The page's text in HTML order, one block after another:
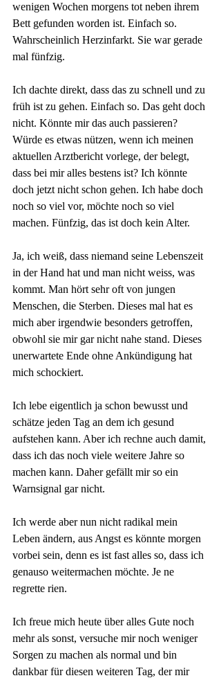
wenigen Wochen morgens tot neben ihrem
Bett gefunden worden ist. Einfach so.
Wahrscheinlich Herzinfarkt. Sie war gerade
mal fünfzig.
Ich dachte direkt, dass das zu schnell und zu
früh ist zu gehen. Einfach so. Das geht doch
nicht. Könnte mir das auch passieren?
Würde es etwas nützen, wenn ich meinen
aktuellen Arztbericht vorlege, der belegt,
dass bei mir alles bestens ist? Ich könnte
doch jetzt nicht schon gehen. Ich habe doch
noch so viel vor, möchte noch so viel
machen. Fünfzig, das ist doch kein Alter.
Ja, ich weiß, dass niemand seine Lebenszeit
in der Hand hat und man nicht weiss, was
kommt. Man hört sehr oft von jungen
Menschen, die Sterben. Dieses mal hat es
mich aber irgendwie besonders getroffen,
obwohl sie mir gar nicht nahe stand. Dieses
unerwartete Ende ohne Ankündigung hat
mich schockiert.
Ich lebe eigentlich ja schon bewusst und
schätze jeden Tag an dem ich gesund
aufstehen kann. Aber ich rechne auch damit,
dass ich das noch viele weitere Jahre so
machen kann. Daher gefällt mir so ein
Warnsignal gar nicht.
Ich werde aber nun nicht radikal mein
Leben ändern, aus Angst es könnte morgen
vorbei sein, denn es ist fast alles so, dass ich
genauso weitermachen möchte. Je ne
regrette rien.
Ich freue mich heute über alles Gute noch
mehr als sonst, versuche mir noch weniger
Sorgen zu machen als normal und bin
dankbar für diesen weiteren Tag, der mir